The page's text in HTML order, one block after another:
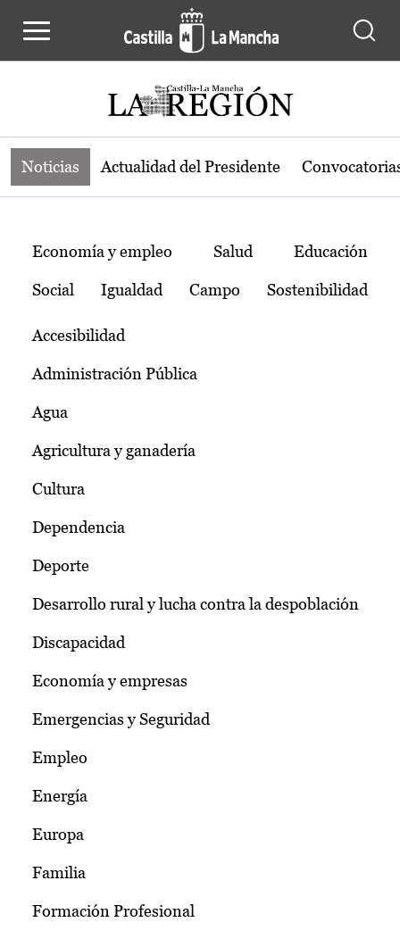
Noticias de la región de Castilla-La
Noticias Actualidad del Presidente
Temas
Economía y empleo Salud Educación
Social Igualdad Campo Sostenibilidad
Accesibilidad
Administración Pública
Agua
Agricultura y ganadería
Cultura
Dependencia
Deporte
Desarrollo rural y lucha contra la despoblación
Discapacidad
Economía y empresas
Emergencias y Seguridad
Empleo
Energía
Europa
Familia
Formación Profesional